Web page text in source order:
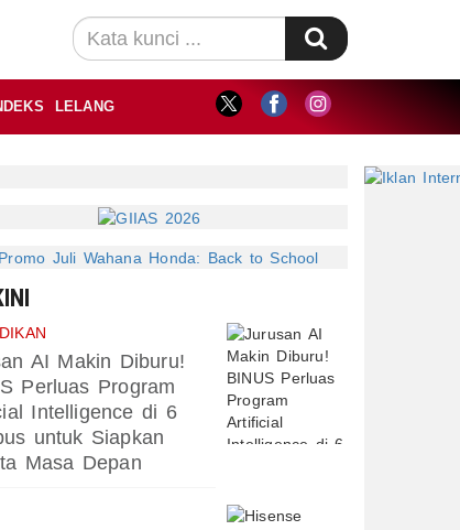
LELANG
AI Makin Diburu!
Perluas Program
Intelligence di 6
untuk Siapkan
Masa Depan